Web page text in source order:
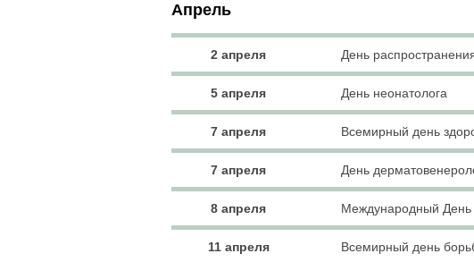
Апрель
2 апреля День
5 апреля День неонатолога
7 апреля Всемирный день
7 апреля День
8 апреля Международный День
11 апреля Всемирный день